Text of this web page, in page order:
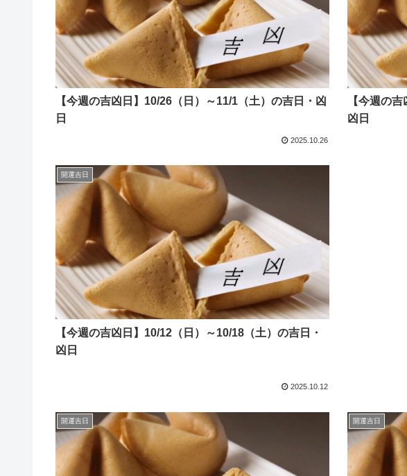
【今週の吉凶日】10/26（日）～11/1（土）の吉日・凶
日
2025.10.26
【今週の
凶日
開運吉日
【今週の吉凶日】10/12（日）～10/18（土）の吉日・
凶日
2025.10.12
開運吉日 開運吉日